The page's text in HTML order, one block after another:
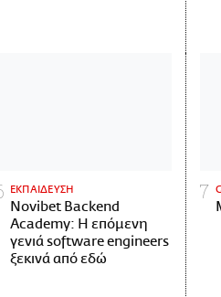
ΕΚΠΑΙΔΕΥΣΗ
Novibet Backend
Academy: Η επόμενη
γενιά software engineers
ξεκινά από εδώ